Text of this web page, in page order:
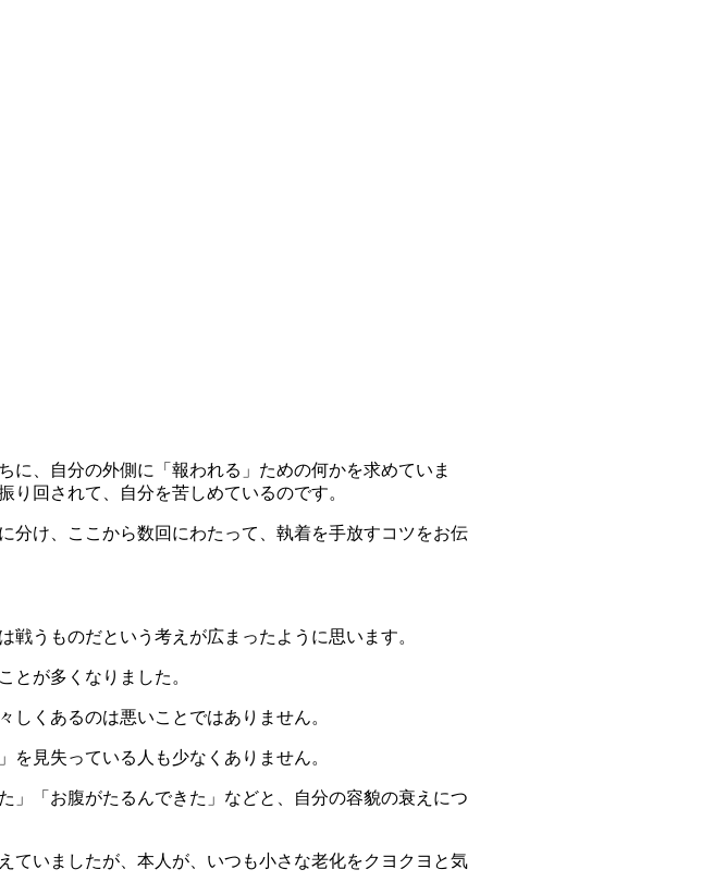
に、自分の外側に「報われる」ための何かを求めていま
り回されて、自分を苦しめているのです。
分け、ここから数回にわたって、執着を手放すコツをお伝
戦うものだという考えが広まったように思います。
とが多くなりました。
くあるのは悪いことではありません。
見失っている人も少なくありません。
「お腹がたるんできた」などと、自分の容貌の衰えにつ
いましたが、本人が、いつも小さな老化をクヨクヨと気